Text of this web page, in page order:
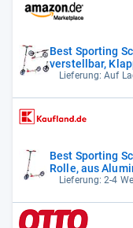
Best Sporting
verstellbar,
Lieferung: Auf
Best Sporting
Rolle, aus
Lieferung: 2-4